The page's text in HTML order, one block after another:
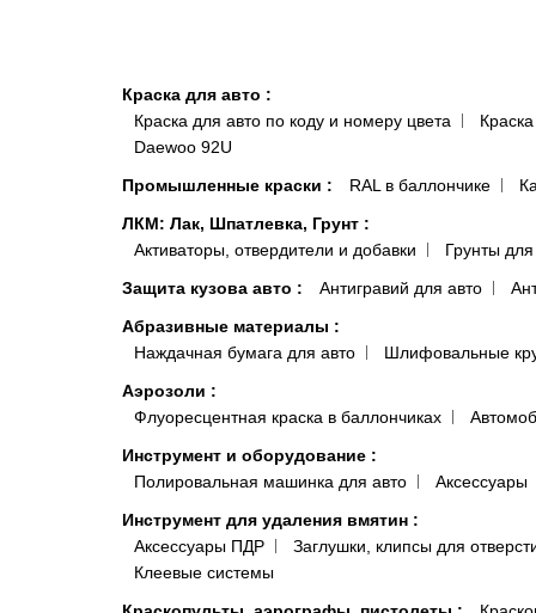
Краска для авто :
Краска для авто по коду и номеру цвета
Daewoo 92U
Промышленные краски : RAL в баллончике
ЛКМ: Лак, Шпатлевка, Грунт :
Активаторы, отвердители и добавки
Грунты для
Защита кузова авто : Антигравий для авто
Абразивные материалы :
Наждачная бумага для авто
Шлифовальные
Аэрозоли :
Флуоресцентная краска в баллончиках
Инструмент и оборудование :
Полировальная машинка для авто
Аксессуары
Инструмент для удаления вмятин :
Аксессуары ПДР
Заглушки, клипсы для
Клеевые системы